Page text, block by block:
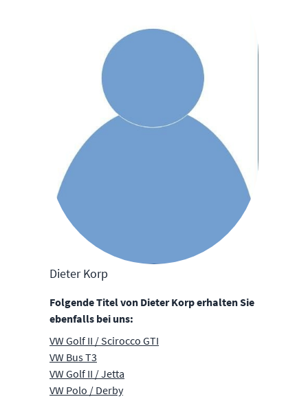
Dieter Korp
Folgende Titel von Dieter Korp erhalten Sie
ebenfalls bei uns:
VW Golf II / Scirocco GTI
VW Bus T3
VW Golf II / Jetta
VW Polo / Derby